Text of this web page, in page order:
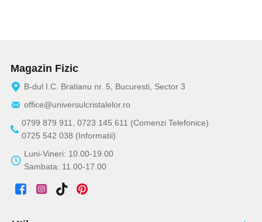
Magazin Fizic
B-dul I.C. Bratianu nr. 5, Bucuresti, Sector 3
office@universulcristalelor.ro
0799 879 911, 0723 145 611 (Comenzi Telefonice)
0725 542 038 (Informatii)
Luni-Vineri: 10.00-19.00
Sambata: 11.00-17.00